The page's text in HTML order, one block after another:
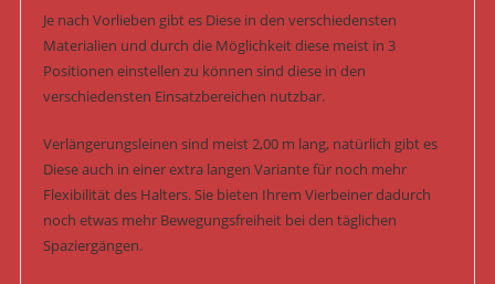
Je nach Vorlieben gibt es Diese in den verschiedensten
Materialien und durch die Möglichkeit diese meist in 3
Positionen einstellen zu können sind diese in den
verschiedensten Einsatzbereichen nutzbar.
Verlängerungsleinen sind meist 2,00 m lang, natürlich gibt es
Diese auch in einer extra langen Variante für noch mehr
Flexibilität des Halters. Sie bieten Ihrem Vierbeiner dadurch
noch etwas mehr Bewegungsfreiheit bei den täglichen
Spaziergängen.